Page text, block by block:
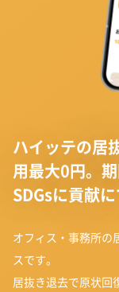
ハイッテの居
用最大0円。期
SDGsに貢献に
オフィス・事務所の
スです。
居抜き退去で原状回